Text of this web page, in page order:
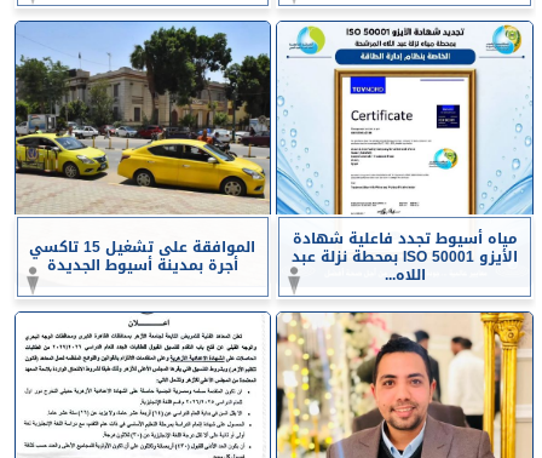
مياه أسيوط تجدد فاعلية شهادة
الأيزو ISO 50001 بمحطة نزلة عبد
اللاه...
الموافقة على تشغيل 15 تاكسي
أجرة بمدينة أسيوط الجديدة